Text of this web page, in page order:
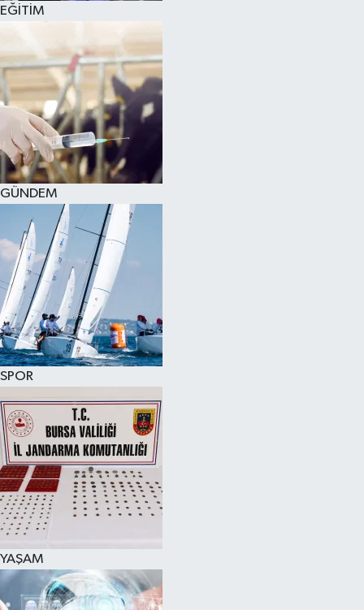
EĞİTİM
GÜNDEM
SPOR
YAŞAM
KÜLTÜR SANAT
FRAGMANLAR